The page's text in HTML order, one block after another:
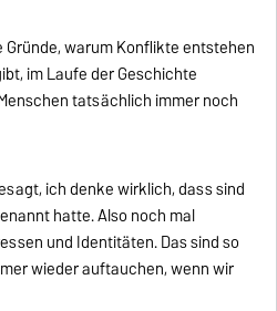
Gründe, warum Konflikte entstehen
im Laufe der Geschichte
tatsächlich immer noch
ich denke wirklich, dass sind
hatte. Also noch mal
und Identitäten. Das sind so
wieder auftauchen, wenn wir